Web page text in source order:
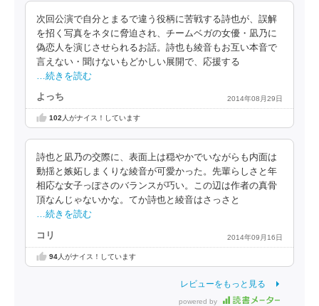
次回公演で自分とまるで違う役柄に苦戦する詩也が、誤解
を招く写真をネタに脅迫され、チームベガの女優・凪乃に
偽恋人を演じさせられるお話。詩也も綾音もお互い本音で
言えない・聞けないもどかしい展開で、応援する
…続きを読む
よっち 2014年08月29日
102人がナイス！しています
詩也と凪乃の交際に、表面上は穏やかでいながらも内面は
動揺と嫉妬しまくりな綾音が可愛かった。先輩らしさと年
相応な女子っぽさのバランスが巧い。この辺は作者の真骨
頂なんじゃないかな。てか詩也と綾音はさっさと
…続きを読む
コリ 2014年09月16日
94人がナイス！しています
レビューをもっと見る
powered by